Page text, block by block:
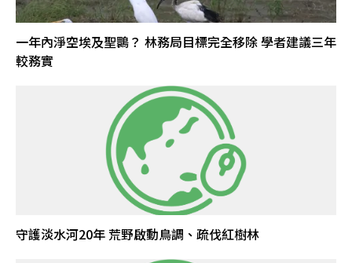
一年內淨空埃及聖䴉？ 林務局目標完全移除 學者建議三年
較務實
守護淡水河20年 荒野啟動鳥調、疏伐紅樹林